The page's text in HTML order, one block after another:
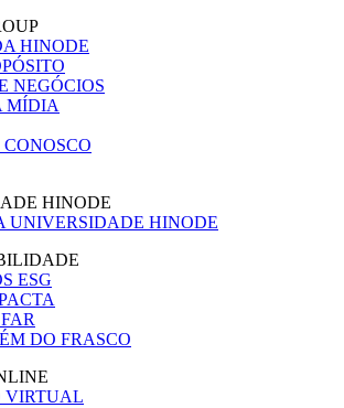
HINODE
NEGÓCIOS
MÍDIA
HINODE
UNIVERSIDADE HINODE
ESG
DO FRASCO
VIRTUAL